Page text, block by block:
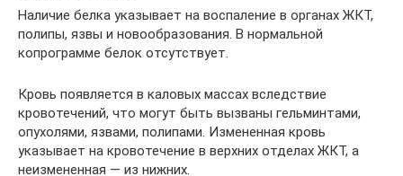
Наличие белка указывает на воспаление в органах ЖКТ,
полипы, язвы и новообразования. В нормальной
копрограмме белок отсутствует.
Кровь появляется в каловых массах вследствие
кровотечений, что могут быть вызваны гельминтами,
опухолями, язвами, полипами. Измененная кровь
указывает на кровотечение в верхних отделах ЖКТ, а
неизмененная — из нижних.